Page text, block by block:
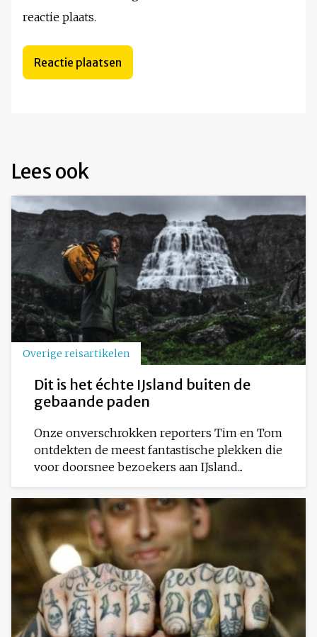
reactie plaats.
Lees ook
Overige reisartikelen
Dit is het échte IJsland buiten de
gebaande paden
Onze onverschrokken reporters Tim en Tom
ontdekten de meest fantastische plekken die
voor doorsnee bezoekers aan IJsland...